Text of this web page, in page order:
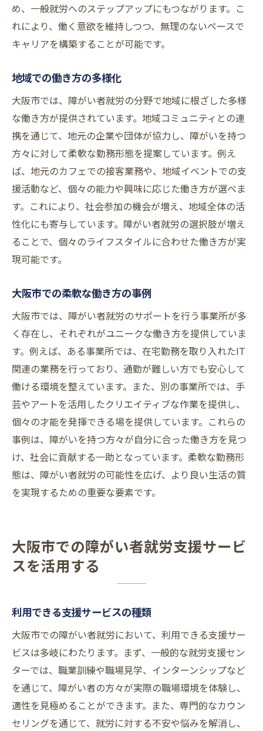
め、一般就労へのステップアップにもつながります。こ
れにより、働く意欲を維持しつつ、無理のないペースで
キャリアを構築することが可能です。
地域での働き方の多様化
大阪市では、障がい者就労の分野で地域に根ざした多様
な働き方が提供されています。地域コミュニティとの連
携を通じて、地元の企業や団体が協力し、障がいを持つ
方々に対して柔軟な勤務形態を提案しています。例え
ば、地元のカフェでの接客業務や、地域イベントでの支
援活動など、個々の能力や興味に応じた働き方が選べま
す。これにより、社会参加の機会が増え、地域全体の活
性化にも寄与しています。障がい者就労の選択肢が増え
ることで、個々のライフスタイルに合わせた働き方が実
現可能です。
大阪市での柔軟な働き方の事例
大阪市では、障がい者就労のサポートを行う事業所が多
く存在し、それぞれがユニークな働き方を提供していま
す。例えば、ある事業所では、在宅勤務を取り入れたIT
関連の業務を行っており、通勤が難しい方でも安心して
働ける環境を整えています。また、別の事業所では、手
芸やアートを活用したクリエイティブな作業を提供し、
個々の才能を発揮できる場を提供しています。これらの
事例は、障がいを持つ方々が自分に合った働き方を見つ
け、社会に貢献する一助となっています。柔軟な勤務形
態は、障がい者就労の可能性を広げ、より良い生活の質
を実現するための重要な要素です。
大阪市での障がい者就労支援サービ
スを活用する
利用できる支援サービスの種類
大阪市での障がい者就労において、利用できる支援サー
ビスは多岐にわたります。まず、一般的な就労支援セン
ターでは、職業訓練や職場見学、インターンシップなど
を通じて、障がい者の方々が実際の職場環境を体験し、
適性を見極めることができます。また、専門的なカウン
セリングを通じて、就労に対する不安や悩みを解消し、